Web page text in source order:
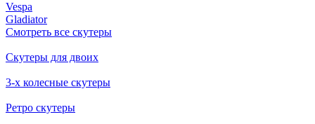
Vespa
Gladiator
Смотреть все скутеры
Скутеры для двоих
3-х колесные скутеры
Ретро скутеры